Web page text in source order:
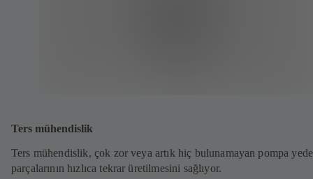
Ters mühendislik
Ters mühendislik, çok zor veya artık hiç bulunamayan pompa
parçalarının hızlıca tekrar üretilmesini sağlıyor.